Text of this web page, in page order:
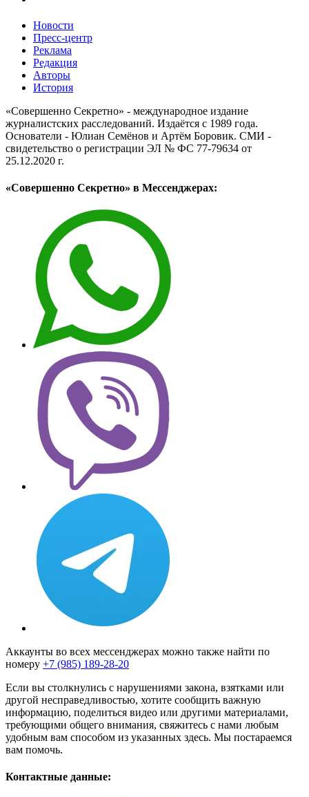
Новости
Пресс-центр
Реклама
Редакция
Авторы
История
«Совершенно Секретно» - международное издание
журналистских расследований. Издаётся с 1989 года.
Основатели - Юлиан Семёнов и Артём Боровик. CМИ -
свидетельство о регистрации ЭЛ № ФС 77-79634 от
25.12.2020 г.
«Совершенно Секретно» в Мессенджерах:
Аккаунты во всех мессенджерах можно также найти по
номеру +7 (985) 189-28-20
Если вы столкнулись с нарушениями закона, взятками или
другой несправедливостью, хотите сообщить важную
информацию, поделиться видео или другими материалами,
требующими общего внимания, свяжитесь с нами любым
удобным вам способом из указанных здесь. Мы постараемся
вам помочь.
Контактные данные: